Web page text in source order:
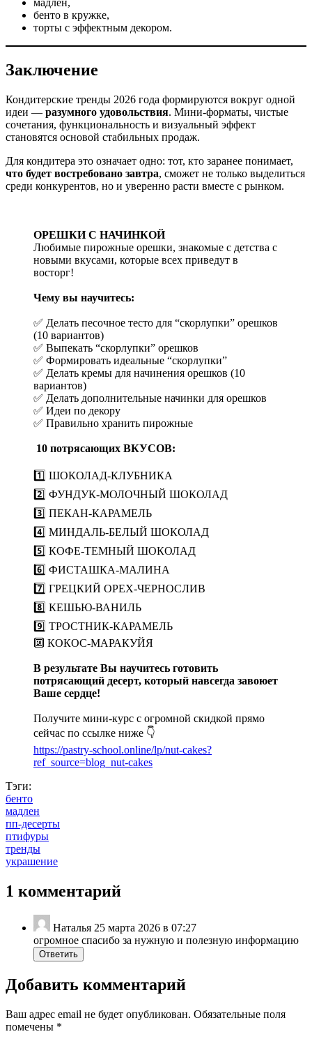
мадлен,
бенто в кружке,
торты с эффектным декором.
Заключение
Кондитерские тренды 2026 года формируются вокруг одной
идеи — разумного удовольствия. Мини-форматы, чистые
сочетания, функциональность и визуальный эффект
становятся основой стабильных продаж.
Для кондитера это означает одно: тот, кто заранее понимает,
что будет востребовано завтра, сможет не только выделиться
среди конкурентов, но и уверенно расти вместе с рынком.
ОРЕШКИ С НАЧИНКОЙ
Любимые пирожные орешки, знакомые с детства с
новыми вкусами, которые всех приведут в
восторг!
Чему вы научитесь:
✅ Делать песочное тесто для “скорлупки” орешков
(10 вариантов)
✅ Выпекать “скорлупки” орешков
✅ Формировать идеальные “скорлупки”
✅ Делать кремы для начинения орешков (10
вариантов)
✅ Делать дополнительные начинки для орешков
✅ Идеи по декору
✅ Правильно хранить пирожные
10 потрясающих ВКУСОВ:
1️⃣ ШОКОЛАД-КЛУБНИКА
2️⃣ ФУНДУК-МОЛОЧНЫЙ ШОКОЛАД
3️⃣ ПЕКАН-КАРАМЕЛЬ
4️⃣ МИНДАЛЬ-БЕЛЫЙ ШОКОЛАД
5️⃣ КОФЕ-ТЕМНЫЙ ШОКОЛАД
6️⃣ ФИСТАШКА-МАЛИНА
7️⃣ ГРЕЦКИЙ ОРЕХ-ЧЕРНОСЛИВ
8️⃣ КЕШЬЮ-ВАНИЛЬ
9️⃣ ТРОСТНИК-КАРАМЕЛЬ
🔟 КОКОС-МАРАКУЙЯ
В результате Вы научитесь готовить
потрясающий десерт, который навсегда завоюет
Ваше сердце!
Получите мини-курс с огромной скидкой прямо
сейчас по ссылке ниже 👇
https://pastry-school.online/lp/nut-cakes?
ref_source=blog_nut-cakes
Тэги:
бенто
мадлен
пп-десерты
птифуры
тренды
украшение
1 комментарий
Наталья 25 марта 2026 в 07:27
огромное спасибо за нужную и полезную информацию
Ответить
Добавить комментарий
Ваш адрес email не будет опубликован. Обязательные поля
помечены *